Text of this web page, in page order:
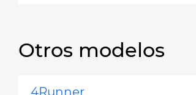
Otros modelos
4Runner